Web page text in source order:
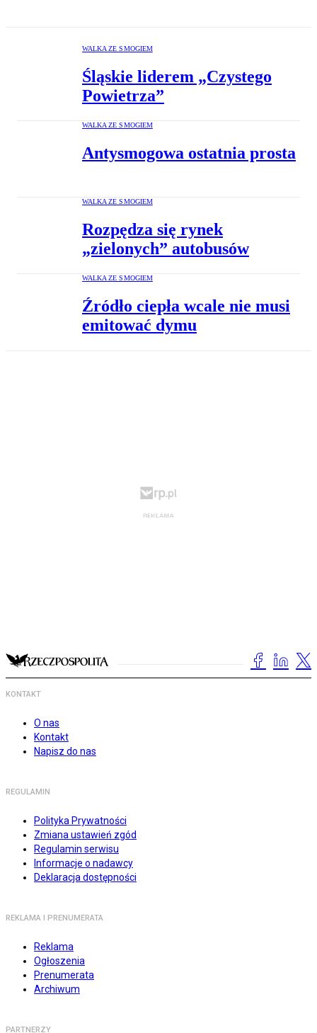
WALKA ZE SMOGIEM
Śląskie liderem „Czystego
Powietrza”
WALKA ZE SMOGIEM
Antysmogowa ostatnia prosta
WALKA ZE SMOGIEM
Rozpędza się rynek
„zielonych” autobusów
WALKA ZE SMOGIEM
Źródło ciepła wcale nie musi
emitować dymu
KONTAKT
O nas
Kontakt
Napisz do nas
REGULAMIN
Polityka Prywatności
Zmiana ustawień zgód
Regulamin serwisu
Informacje o nadawcy
Deklaracja dostępności
REKLAMA I PRENUMERATA
Reklama
Ogłoszenia
Prenumerata
Archiwum
PARTNERZY